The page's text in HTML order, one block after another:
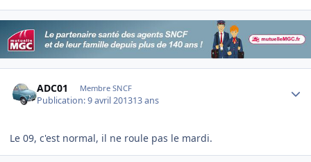
ADC01 Membre SNCF
Publication:9 avril 201313 ans
Le 09, c'est normal, il ne roule pas le mardi.